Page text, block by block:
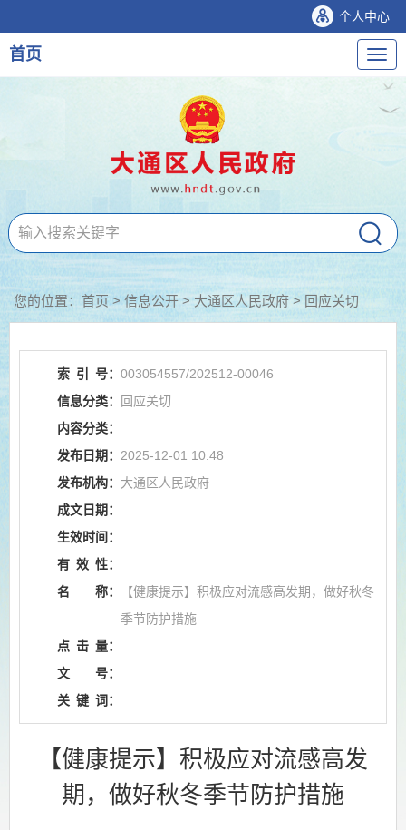
个人中心
导
航
首页
您的位置： 首页>信息公开> 大通区人民政府> 回应关切
索 引 号： 003054557/202512-00046
信息分类：
回应关切
内容分类：
发布日期： 2025-12-01 10:48
发布机构： 大通区人民政府
成文日期：
生效时间：
有 效 性：
名
称：
【健康提示】积极应对流感高发期，做好秋冬
季节防护措施
点 击 量：
文
号：
关 键 词：
【健康提示】积极应对流感高发
期，做好秋冬季节防护措施